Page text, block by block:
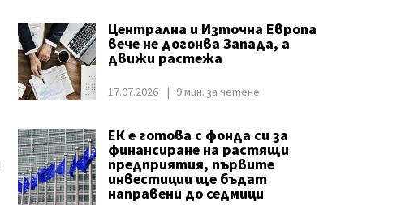
Централна и Източна Европа
вече не догонва Запада, а
движи растежа
17.07.2026 9 мин. за четене
ЕК е готова с фонда си за
финансиране на растящи
предприятия, първите
инвестиции ще бъдат
направени до седмици